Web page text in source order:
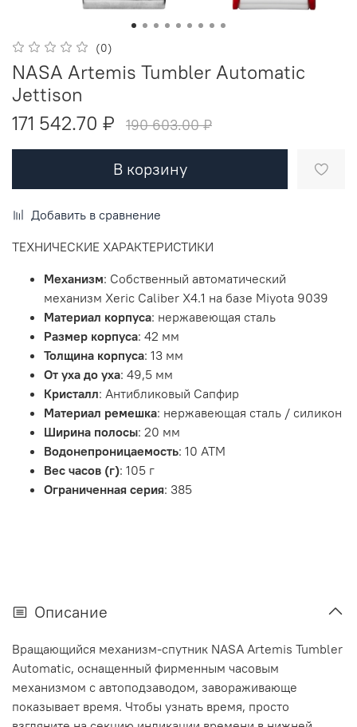
(0)
NASA Artemis Tumbler Automatic
Jettison
171 542.70 ₽
190 603.00 ₽
В корзину
Добавить в сравнение
ТЕХНИЧЕСКИЕ ХАРАКТЕРИСТИКИ
Механизм: Собственный автоматический
механизм Xeric Caliber X4.1 на базе Miyota 9039
Материал корпуса: нержавеющая сталь
Размер корпуса: 42 мм
Толщина корпуса: 13 мм
От уха до уха: 49,5 мм
Кристалл: Антибликовый Сапфир
Материал ремешка: нержавеющая сталь / силикон
Ширина полосы: 20 мм
Водонепроницаемость: 10 АТМ
Вес часов (г): 105 г
Ограниченная серия: 385
Описание
Вращающийся механизм-спутник NASA Artemis Tumbler
Automatic, оснащенный фирменным часовым
механизмом с автоподзаводом, завораживающе
показывает время. Чтобы узнать время, просто